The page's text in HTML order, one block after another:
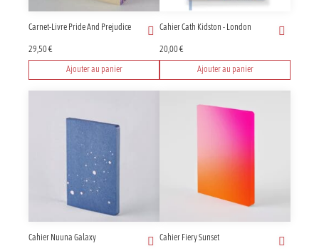
Carnet-Livre Pride And Prejudice
29,50€
Ajouter au panier
Cahier Cath Kidston - London
20,00€
Ajouter au panier
Cahier Nuuna Galaxy Cahier Fiery Sunset